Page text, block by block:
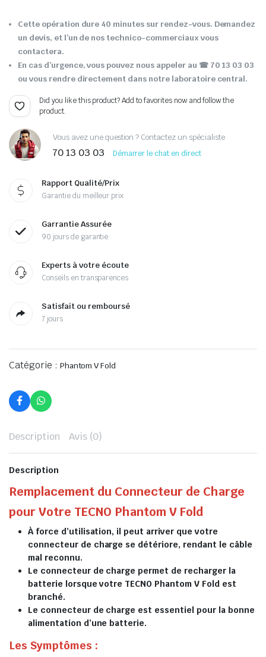
Cette opération dure 40 minutes sur rendez-vous. Demandez
un devis, et l’un de nos technico-commerciaux vous
contactera.
En cas d’urgence, vous pouvez nous appeler au ☎ 70 13 03 03
ou vous rendre directement dans notre laboratoire central.
Did you like this product? Add to favorites now and follow the
product.
Vous avez une question ? Contactez un spécialiste
70 13 03 03 Démarrer le chat en direct
Rapport Qualité/Prix
Garantie du meilleur prix
Garrantie Assurée
90 jours de garantie
Experts à votre écoute
Conseils en transparences
Satisfait ou remboursé
7 jours
Catégorie : Phantom V Fold
Description Avis (0)
Description
Remplacement du Connecteur de Charge
pour Votre TECNO Phantom V Fold
À force d’utilisation, il peut arriver que votre
connecteur de charge se détériore, rendant le câble
mal reconnu.
Le connecteur de charge permet de recharger la
batterie lorsque votre TECNO Phantom V Fold est
branché.
Le connecteur de charge est essentiel pour la bonne
alimentation d’une batterie.
Les Symptômes :